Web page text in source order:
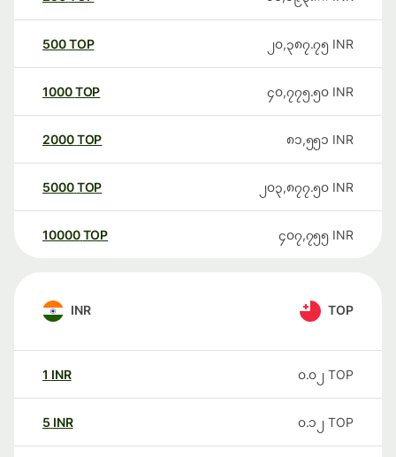
500TOP ၂၀,၃၈၇.၇၅ INR
1000TOP ၄၀,၇၇၅.၅၀ INR
2000TOP ၈၁,၅၅၁ INR
5000TOP ၂၀၃,၈၇၇.၅၀ INR
10000 TOP ၄၀၇,၇၅၅ INR
INR TOP
1 INR ၀.၀၂ TOP
5 INR ၀.၁၂ TOP